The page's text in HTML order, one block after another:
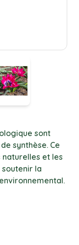
sont
synthèse. Ce
et les
la